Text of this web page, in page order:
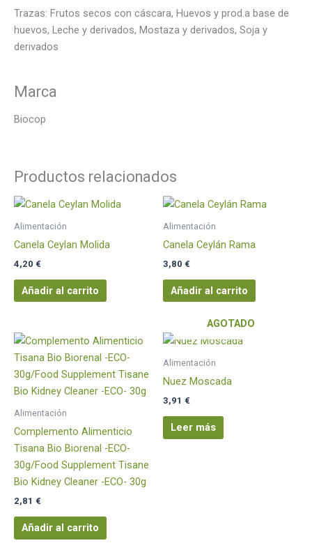
Trazas: Frutos secos con cáscara, Huevos y prod.a base de
huevos, Leche y derivados, Mostaza y derivados, Soja y
derivados
Marca
Biocop
Productos relacionados
Alimentación
Canela Ceylan Molida
4,20 €
Añadir al carrito
Alimentación
Canela Ceylán Rama
3,80 €
Añadir al carrito
Alimentación
Complemento Alimenticio
Tisana Bio Biorenal -ECO-
30g/Food Supplement Tisane
Bio Kidney Cleaner -ECO- 30g
2,81 €
Añadir al carrito
AGOTADO
Alimentación
Nuez Moscada
3,91 €
Leer más